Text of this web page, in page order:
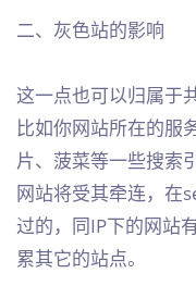
二、灰色站的影响
这一点也可以归属于
比如你网站所在的服
片、菠菜等一些搜索
网站将受其牵连，在
过的，同IP下的网站
累其它的站点。